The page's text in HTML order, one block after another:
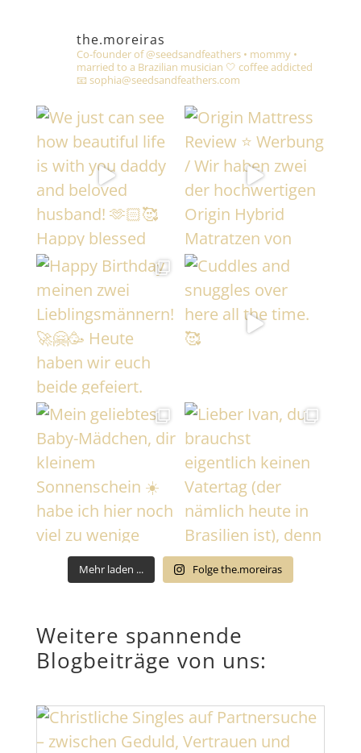
the.moreiras
Co-founder of @seedsandfeathers • mommy •
married to a Brazilian musician 🤍 coffee addicted
📧 sophia@seedsandfeathers.com
Mehr laden ... Folge the.moreiras
Weitere spannende
Blogbeiträge von uns: